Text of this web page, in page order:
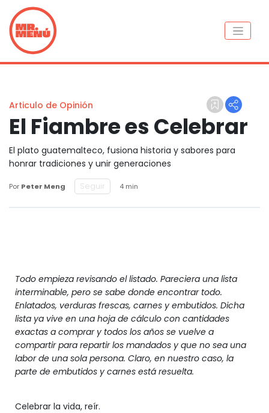
Articulo de Opinión
El Fiambre es Celebrar
El plato guatemalteco, fusiona historia y sabores para
honrar tradiciones y unir generaciones
Por Peter Meng Seguir 4 min
Todo empieza revisando el listado. Pareciera una lista
interminable, pero se sabe donde encontrar todo.
Enlatados, verduras frescas, carnes y embutidos. Dicha
lista ya vive en una hoja de cálculo con cantidades
exactas a comprar y todos los años se vuelve a
compartir para repartir los mandados y que no sea una
labor de una sola persona. Claro, en nuestro caso, la
parte de embutidos y carnes está resuelta.
Celebrar la vida, reír.